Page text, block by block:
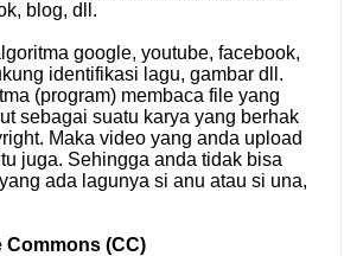
blog, dll.
google, youtube, facebook,
identifikasi lagu, gambar dll.
(program) membaca file yang
sebagai suatu karya yang berhak
Maka video yang anda upload
juga. Sehingga anda tidak bisa
ada lagunya si anu atau si una,
Commons (CC)